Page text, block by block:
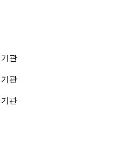
관
관
관